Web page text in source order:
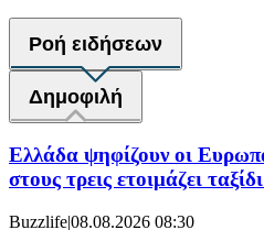
Ροή ειδήσεων
Δημοφιλή
Ελλάδα ψηφίζουν οι
στους τρεις ετοιμάζει
Buzzlife|08.08.2026 08:30